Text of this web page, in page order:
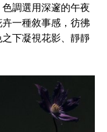
調選用深邃的午夜
一種敘事感，彷彿
下凝視花影、靜靜